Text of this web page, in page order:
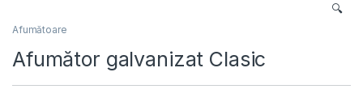
🔍
Afumătoare
Afumător galvanizat Clasic